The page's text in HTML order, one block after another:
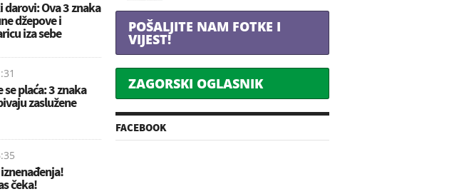
Ova 3 znaka
džepove i
iza sebe
se plaća: 3 znaka
zaslužene
čeka!
POŠALJITE NAM FOTKE I
VIJEST!
ZAGORSKI OGLASNIK
FACEBOOK